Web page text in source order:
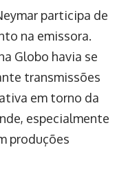
participa de
na emissora.
Globo havia se
transmissões
em torno da
especialmente
produções